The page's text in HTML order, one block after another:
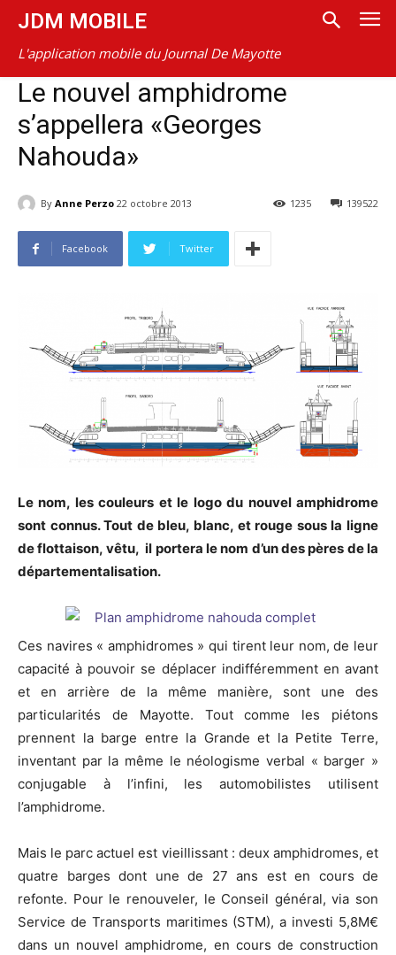
JDM MOBILE
L'application mobile du Journal De Mayotte
Le nouvel amphidrome
s’appellera «Georges
Nahouda»
By Anne Perzo 22 octobre 2013 139522
1235
Facebook Twitter
Le nom, les couleurs et le logo du nouvel amphidrome
sont connus. Tout de bleu, blanc, et rouge sous la ligne
de flottaison, vêtu, il portera le nom d’un des pères de la
départementalisation.
Ces navires « amphidromes » qui tirent leur nom, de leur
capacité à pouvoir se déplacer indifféremment en avant
et en arrière de la même manière, sont une des
particularités de Mayotte. Tout comme les piétons
prennent la barge entre la Grande et la Petite Terre,
inventant par la même le néologisme verbal « barger »
conjugable à l’infini, les automobilistes utilisent
l’amphidrome.
Mais le parc actuel est vieillissant : deux amphidromes, et
quatre barges dont une de 27 ans est en cours de
refonte. Pour le renouveler, le Conseil général, via son
Service de Transports maritimes (STM), a investi 5,8M€
dans un nouvel amphidrome, en cours de construction